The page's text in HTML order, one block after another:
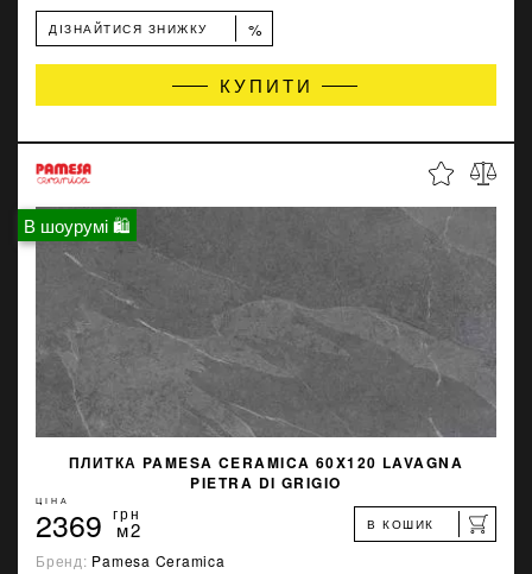
ДІЗНАЙТИСЯ ЗНИЖКУ %
КУПИТИ
В шоурумі 🛍
ПЛИТКА PAMESA CERAMICA 60X120 LAVAGNA
PIETRA DI GRIGIO
ЦІНА
2369 грн
м2 В КОШИК
Бренд: Pamesa Ceramica